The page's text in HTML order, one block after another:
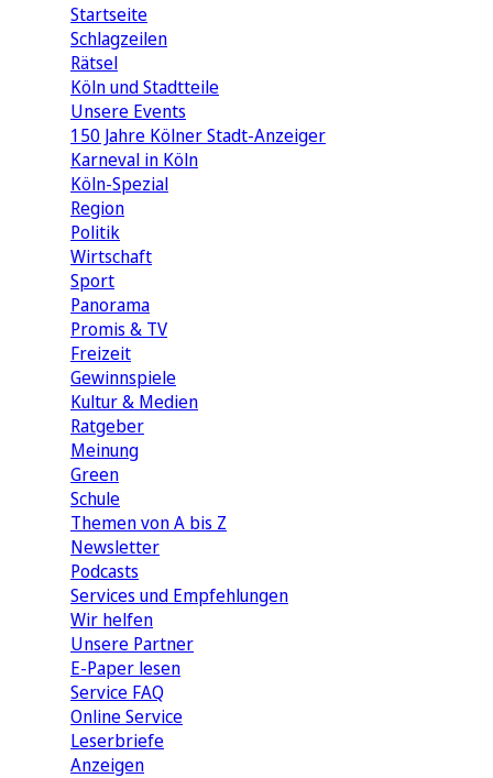
Startseite
Schlagzeilen
Rätsel
Köln und Stadtteile
Unsere Events
150 Jahre Kölner Stadt-Anzeiger
Karneval in Köln
Köln-Spezial
Region
Politik
Wirtschaft
Sport
Panorama
Promis & TV
Freizeit
Gewinnspiele
Kultur & Medien
Ratgeber
Meinung
Green
Schule
Themen von A bis Z
Newsletter
Podcasts
Services und Empfehlungen
Wir helfen
Unsere Partner
E-Paper lesen
Service FAQ
Online Service
Leserbriefe
Anzeigen